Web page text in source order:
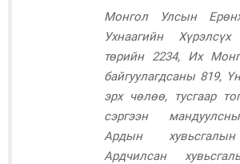
Монгол Улсын
Ухнаагийн Хүрэлсүх
төрийн 2234, Их
байгуулагдсаны 819,
эрх чөлөө, тусгаар
сэргээн
Ардын
Ардчилсан